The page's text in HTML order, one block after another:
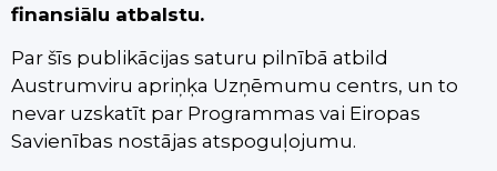
finansiālu atbalstu.
Par šīs publikācijas saturu pilnībā atbild
Austrumviru apriņķa Uzņēmumu centrs, un to
nevar uzskatīt par Programmas vai Eiropas
Savienības nostājas atspoguļojumu.